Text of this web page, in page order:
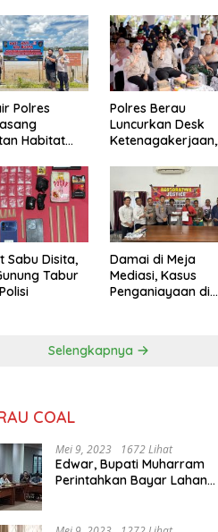
Lapas
Diburu Polisi
Polres
Habitat
Polres Berau
Luncurkan Desk
Ketenagakerjaan,
Didorong Tuntas
Lewat Mediasi
Sabu Disita,
Tabur
Damai di Meja
Mediasi, Kasus
Penganiayaan di
Selengkapnya
COAL
Mei 9, 2023 1672 Lihat
Edwar, Bupati Muharram
Perintahkan Bayar Lahan